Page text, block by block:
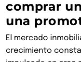
comprar
una
El mercado
crecimiento